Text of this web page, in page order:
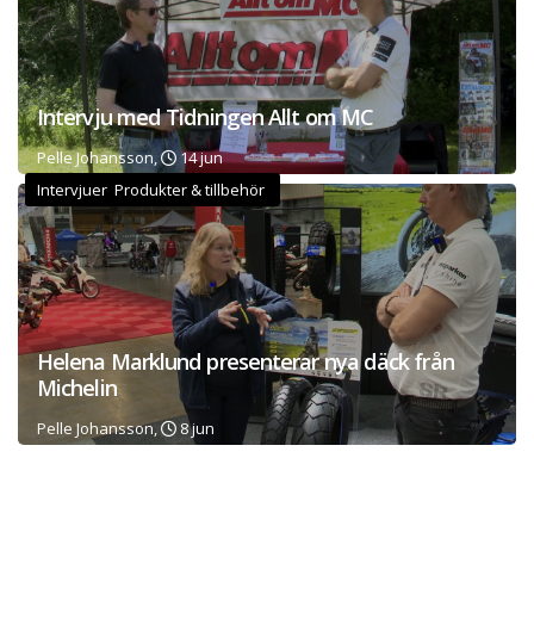
Intervju med Tidningen Allt om MC
Pelle Johansson,
14 jun
Intervjuer Produkter & tillbehör
Helena Marklund presenterar nya däck från
Michelin
Pelle Johansson, 8 jun